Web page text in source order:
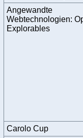
Angewandte
Webtechnologien:
Explorables
Carolo Cup